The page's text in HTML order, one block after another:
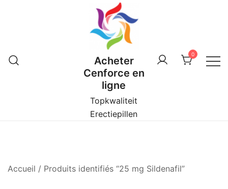
Acheter
Cenforce en
ligne
Topkwaliteit
Erectiepillen
0
Accueil / Produits identifiés “25 mg Sildenafil”